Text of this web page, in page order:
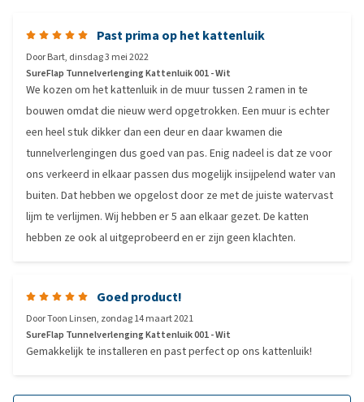
Past prima op het kattenluik
DoorBart, dinsdag 3 mei 2022
SureFlap Tunnelverlenging Kattenluik 001 - Wit
We kozen om het kattenluik in de muur tussen 2 ramen in te
bouwen omdat die nieuw werd opgetrokken. Een muur is echter
een heel stuk dikker dan een deur en daar kwamen die
tunnelverlengingen dus goed van pas. Enig nadeel is dat ze voor
ons verkeerd in elkaar passen dus mogelijk insijpelend water van
buiten. Dat hebben we opgelost door ze met de juiste watervast
lijm te verlijmen. Wij hebben er 5 aan elkaar gezet. De katten
hebben ze ook al uitgeprobeerd en er zijn geen klachten.
Goed product!
DoorToon Linsen, zondag 14 maart 2021
SureFlap Tunnelverlenging Kattenluik 001 - Wit
Gemakkelijk te installeren en past perfect op ons kattenluik!